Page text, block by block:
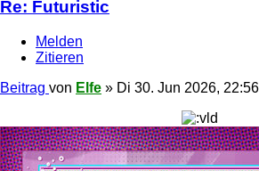
Re: Futuristic
Melden
Zitieren
Beitrag von Elfe » Di 30. Jun 2026, 22:56